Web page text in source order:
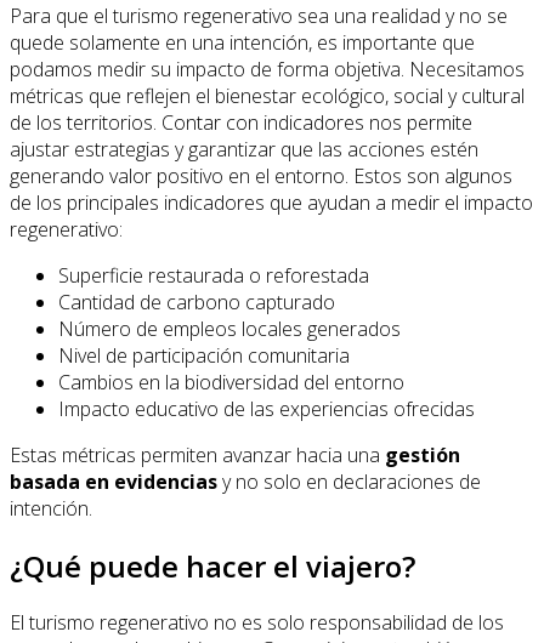
Para que el turismo regenerativo sea una realidad y no se
quede solamente en una intención, es importante que
podamos medir su impacto de forma objetiva. Necesitamos
métricas que reflejen el bienestar ecológico, social y cultural
de los territorios. Contar con indicadores nos permite
ajustar estrategias y garantizar que las acciones estén
generando valor positivo en el entorno. Estos son algunos
de los principales indicadores que ayudan a medir el impacto
regenerativo:
Superficie restaurada o reforestada
Cantidad de carbono capturado
Número de empleos locales generados
Nivel de participación comunitaria
Cambios en la biodiversidad del entorno
Impacto educativo de las experiencias ofrecidas
Estas métricas permiten avanzar hacia una gestión
basada en evidenciasy no solo en declaraciones de
intención.
¿Qué puede hacer el viajero?
El turismo regenerativo no es solo responsabilidad de los